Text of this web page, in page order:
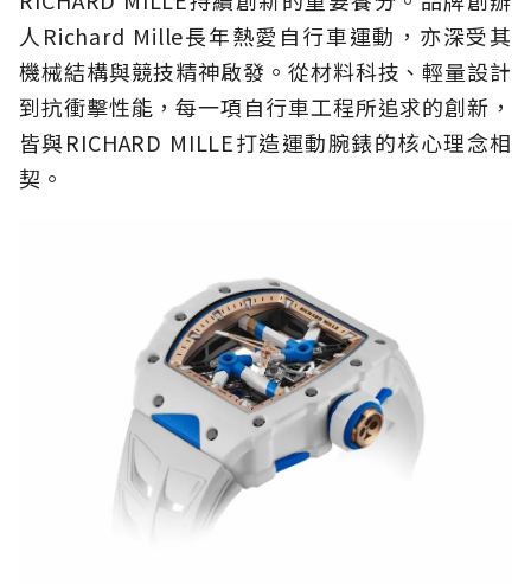
人Richard Mille長年熱愛自行車運動，亦深受其
機械結構與競技精神啟發。從材料科技、輕量設計
到抗衝擊性能，每一項自行車工程所追求的創新，
皆與RICHARD MILLE打造運動腕錶的核心理念相
契。